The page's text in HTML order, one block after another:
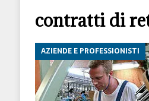
[ 1 Luglio
[ 14
HI-
contratti di
AZIENDE E PROFESSIONISTI